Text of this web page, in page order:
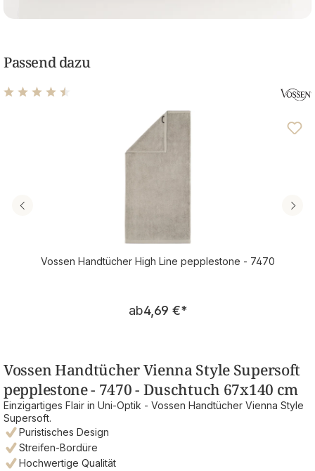
Passend dazu
Durchschnittliche Bewertung von 4.46 von 5 Sternen
Vossen Handtücher High Line pepplestone - 7470
Regulärer Preis:
ab4,69 €*
Vossen Handtücher Vienna Style Supersoft
pepplestone - 7470 - Duschtuch 67x140 cm
Einzigartiges Flair in Uni-Optik - Vossen Handtücher Vienna Style
Supersoft.
Puristisches Design
Streifen-Bordüre
Hochwertige Qualität